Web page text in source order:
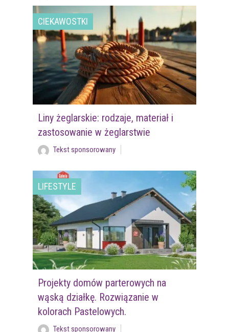
CIEKAWOSTKI
Liny żeglarskie: rodzaje, materiał i
zastosowanie w żeglarstwie
Tekst sponsorowany
LIFESTYLE
Projekty domów parterowych na
wąską działkę. Rozwiązanie w
kolorach Pastelowych.
Tekst sponsorowany